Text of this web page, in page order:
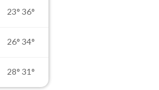
23° 36°
26° 34°
28° 31°